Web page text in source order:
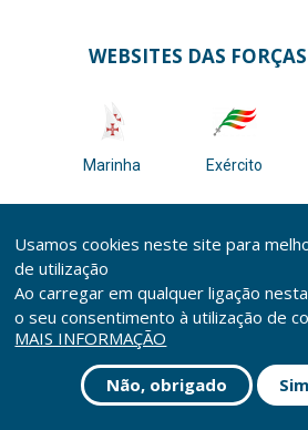
WEBSITES DAS
Marinha Exército
Ficha Técnica
COPYRIGHT © Direção-Geral de Recursos
Usamos cookies neste site para
de utilização
Ao carregar em qualquer ligação
o seu consentimento à utilização de
MAIS INFORMAÇÃO
Não, obrigado